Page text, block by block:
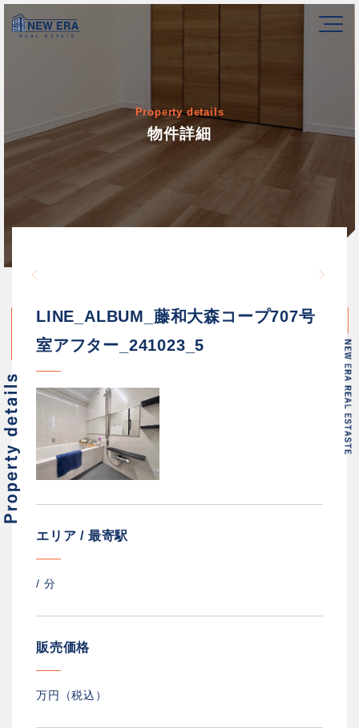
Property details
物件詳細
/home/newerakk/
LINE_ALBUM_藤和大森コープ707号
室アフター_241023_5
エリア / 最寄駅
/ 分
販売価格
万円（税込）